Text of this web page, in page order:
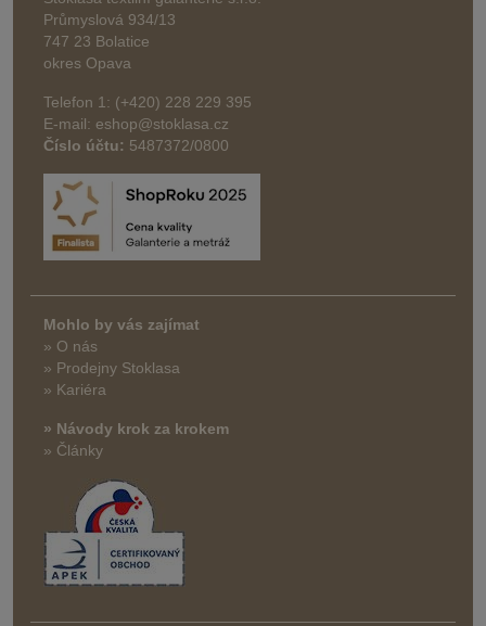
Průmyslová 934/13
747 23 Bolatice
okres Opava
Telefon 1: (+420) 228 229 395
E-mail: eshop@stoklasa.cz
Číslo účtu: 5487372/0800
Mohlo by vás zajímat
» O nás
» Prodejny Stoklasa
» Kariéra
» Návody krok za krokem
» Články